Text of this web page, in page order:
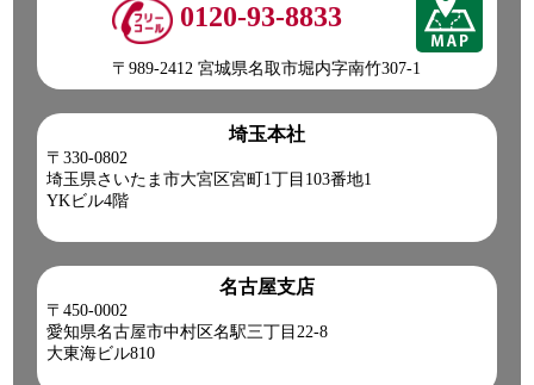
0120-93-8833
〒989-2412 宮城県名取市堀内字南竹307-1
埼玉本社
〒330-0802
埼玉県さいたま市大宮区宮町1丁目103番地1
YKビル4階
名古屋支店
〒450-0002
愛知県名古屋市中村区名駅三丁目22-8
大東海ビル810